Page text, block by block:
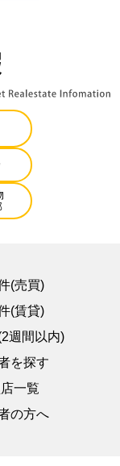
(売買)
(賃貸)
週間以内)
を探す
店一覧
の方へ